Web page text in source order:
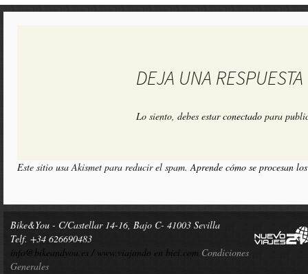
DEJA UNA RESPUESTA
Lo siento, debes estarconectado para
Este sitio usa Akismet para reducir el spam.Aprende cómo se procesan
Bike&You - C/Castellar 14-16, Bajo C- 41003 Sevilla
Telf. +34 626690483
info@bikeandyou.es / www.viajando en bici.com Condiciones
Generales